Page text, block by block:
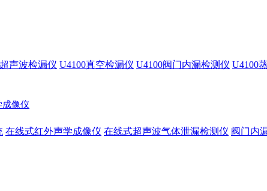
声波检漏仪 U4100真空检漏仪 U4100阀门内漏检测仪 U4100
成像仪
在线式红外声学成像仪 在线式超声波气体泄漏检测仪 阀门内